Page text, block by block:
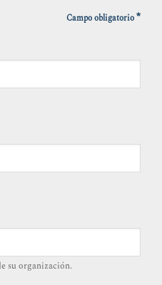
Campo obligatorio*
su organización.